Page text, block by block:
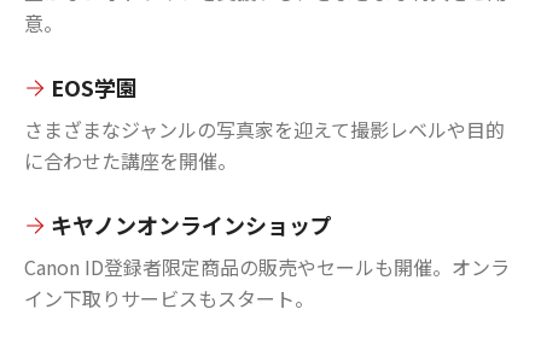
意。
EOS学園
さまざまなジャンルの写真家を迎えて撮影レベルや目的
に合わせた講座を開催。
キヤノンオンラインショップ
Canon ID登録者限定商品の販売やセールも開催。オンラ
イン下取りサービスもスタート。